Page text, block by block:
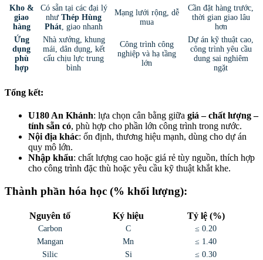
Kho &
giao
hàng
Có sẵn tại các đại lý
như Thép Hùng
Phát , giao nhanh
Mạng lưới rộng, dễ
mua
Cần đặt hàng trước,
thời gian giao lâu
hơn
Ứng
dụng
phù
hợp
Nhà xưởng, khung
mái, dân dụng, kết
cấu chịu lực trung
bình
Công trình công
nghiệp và hạ tầng
lớn
Dự án kỹ thuật cao,
công trình yêu cầu
dung sai nghiêm
ngặt
Tổng kết:
U180 An Khánh: lựa chọn cân bằng giữa giá – chất lượng –
tính sẵn có, phù hợp cho phần lớn công trình trong nước.
Nội địa khác: ổn định, thương hiệu mạnh, dùng cho dự án
quy mô lớn.
Nhập khẩu: chất lượng cao hoặc giá rẻ tùy nguồn, thích hợp
cho công trình đặc thù hoặc yêu cầu kỹ thuật khắt khe.
Thành phần hóa học (% khối lượng):
Nguyên tố Ký hiệu Tỷ lệ (%)
Carbon C
≤ 0.20
Mangan
Mn
≤ 1.40
Silic
Si
≤ 0.30